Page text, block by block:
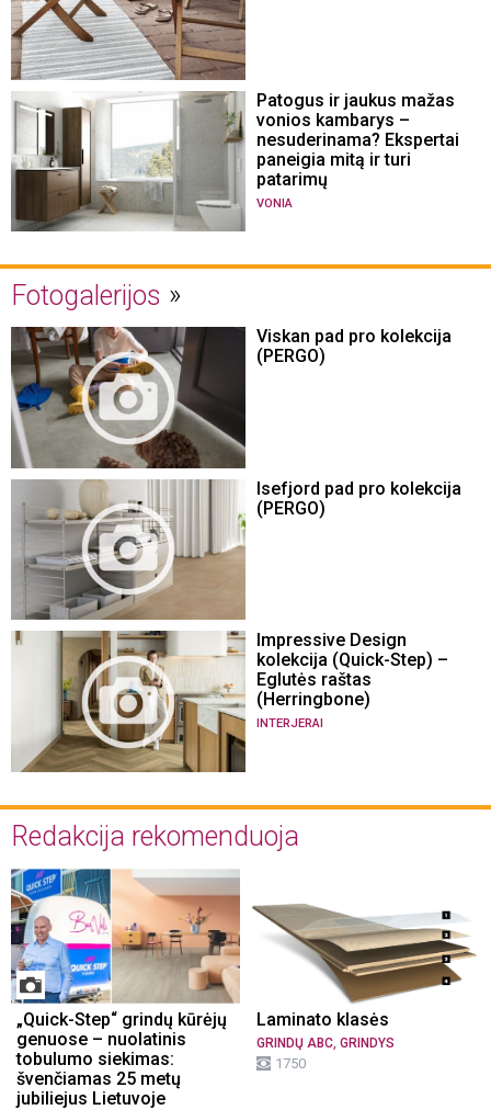
Patogus ir jaukus mažas
vonios kambarys –
nesuderinama? Ekspertai
paneigia mitą ir turi
patarimų
VONIA
Fotogalerijos
Viskan pad pro kolekcija
(PERGO)
Isefjord pad pro kolekcija
(PERGO)
Impressive Design
kolekcija (Quick-Step) –
Eglutės raštas
(Herringbone)
INTERJERAI
Redakcija rekomenduoja
„Quick-Step“ grindų kūrėjų
genuose – nuolatinis
tobulumo siekimas:
švenčiamas 25 metų
jubiliejus Lietuvoje
Laminato klasės
GRINDŲ ABC GRINDYS
1750